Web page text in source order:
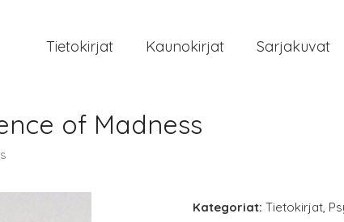
Tietokirjat Kaunokirjat Sarjakuvat
of Madness
Kategoriat: Tietokirjat,